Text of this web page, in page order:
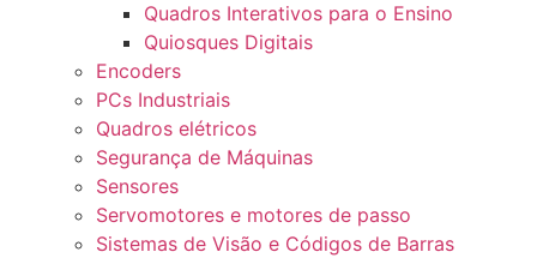
Quadros Interativos para o Ensino
Quiosques Digitais
Encoders
PCs Industriais
Quadros elétricos
Segurança de Máquinas
Sensores
Servomotores e motores de passo
Sistemas de Visão e Códigos de Barras